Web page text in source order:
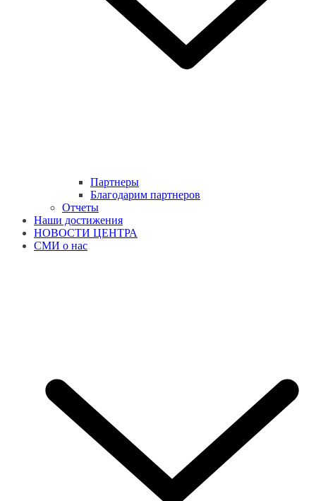
Партнеры
Благодарим партнеров
Отчеты
Наши достижения
НОВОСТИ ЦЕНТРА
СМИ о нас